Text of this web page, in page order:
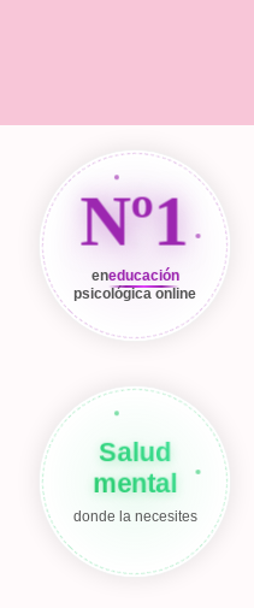
Nº1
eneducación
psicológica online
Salud
mental
donde la necesites